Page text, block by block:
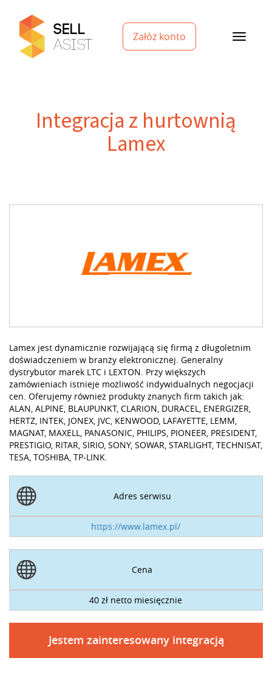
Załóż konto
Integracja z hurtownią
Lamex
Lamex jest dynamicznie rozwijającą się firmą z długoletnim
doświadczeniem w branży elektronicznej. Generalny
dystrybutor marek LTC i LEXTON. Przy większych
zamówieniach istnieje możliwość indywidualnych negocjacji
cen. Oferujemy również produkty znanych firm takich jak:
ALAN, ALPINE, BLAUPUNKT, CLARION, DURACEL, ENERGIZER,
HERTZ, INTEK, JONEX, JVC, KENWOOD, LAFAYETTE, LEMM,
MAGNAT, MAXELL, PANASONIC, PHILIPS, PIONEER, PRESIDENT,
PRESTIGIO, RITAR, SIRIO, SONY, SOWAR, STARLIGHT, TECHNISAT,
TESA, TOSHIBA, TP-LINK.
Adres serwisu
https://www.lamex.pl/
Cena
40 zł netto miesięcznie
Jestem zainteresowany integracją